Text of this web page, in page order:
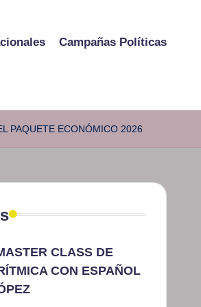
Campañas Políticas
PAQUETE ECONÓMICO 2026
CLASS DE
CON ESPAÑOL